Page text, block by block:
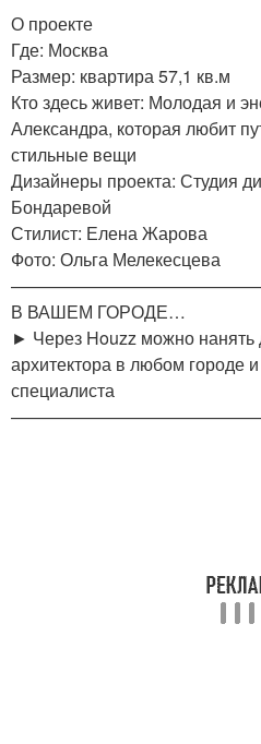
О проекте
Где: Москва
Размер: квартира 57,1 кв.м
Кто здесь живет: Молодая и
Александра, которая любит
стильные вещи
Дизайнеры проекта: Студия
Бондаревой
Стилист: Елена Жарова
Фото: Ольга Мелекесцева
В ВАШЕМ ГОРОДЕ…
► Через Houzz можно нанять
архитектора в любом городе
специалиста